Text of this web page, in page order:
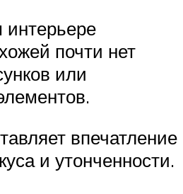
почти нет
или
впечатление
и утонченности.